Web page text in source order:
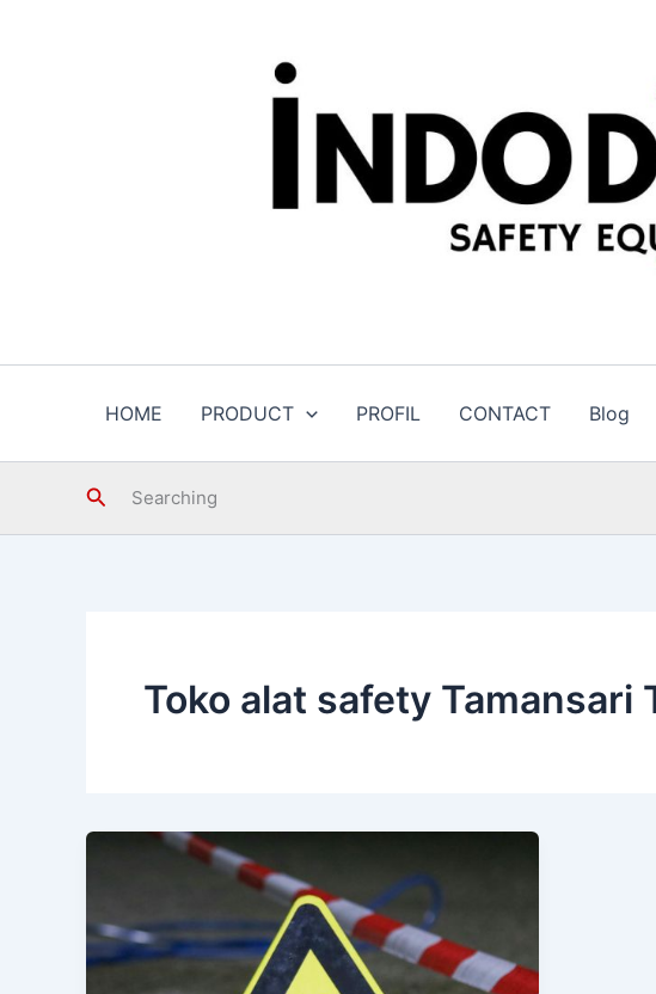
HOME PRODUCT PROFIL CONTACT Blog
SearchSearching
Toko alat safety Tamansari